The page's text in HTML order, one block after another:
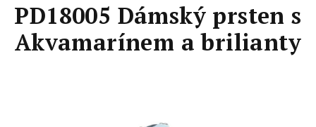
PD18005 Dámský prsten s
Akvamarínem a brilianty